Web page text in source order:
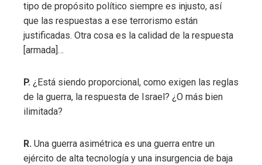
tipo de propósito político siempre es injusto, así
que las respuestas a ese terrorismo están
justificadas. Otra cosa es la calidad de la respuesta
[armada]…
P. ¿Está siendo proporcional, como exigen las reglas
de la guerra, la respuesta de Israel? ¿O más bien
ilimitada?
R. Una guerra asimétrica es una guerra entre un
ejército de alta tecnología y una insurgencia de baja